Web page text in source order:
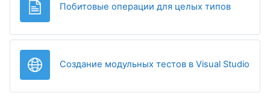
Побитовые операции для целых типов
Создание модульных тестов в Visual Studio